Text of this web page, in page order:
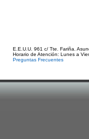
E.E.U.U. 961 c/ Tte. Fariña.
Horario de Atención: Lunes a
Preguntas Frecuentes